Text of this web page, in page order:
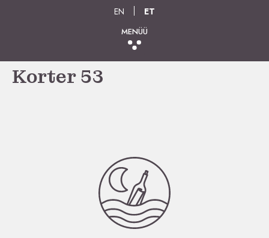
EN ET
MENÜÜ
Korter 53